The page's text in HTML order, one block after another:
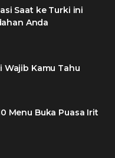
e
Saat ke Turki ini
Anda
Wajib Kamu Tahu
Menu Buka Puasa Irit